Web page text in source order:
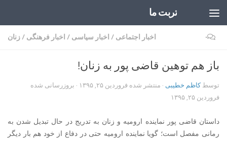
تربت ما
اخبار اجتماعی / اخبار سیاسی / اخبار فرهنگی /زنان ۰
باز هم توهین قاضی پور به زنان!
توسطکاظم خطیبی · منتشر شده فروردین ۲۵, ۱۳۹۵
· بروزرسانی شده
فروردین ۲۵, ۱۳۹۵
داستان قاضی پور نماینده ارومیه و زنان به تدریج در حال تبدیل شدن به
رمانی مفصل است؛ گویا نماینده ارومیه حتی در دفاع از خود هم بار دیگر